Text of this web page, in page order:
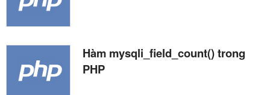
Hàm mysqli_field_count() trong
PHP